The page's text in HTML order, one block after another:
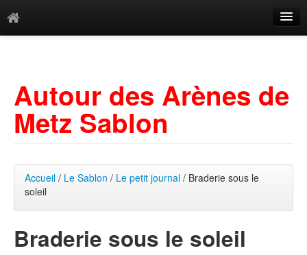
Mots-clés
Autour des Arènes de
Metz Sablon
Accueil / Le Sablon / Le petit journal / Braderie sous le
soleil
Braderie sous le soleil